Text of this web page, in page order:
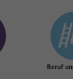
Beruf